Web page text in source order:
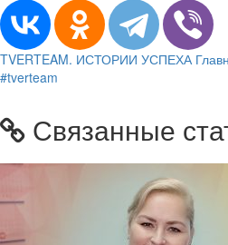
TVERTEAM. ИСТОРИИ УСПЕХА
#tverteam
Связанные